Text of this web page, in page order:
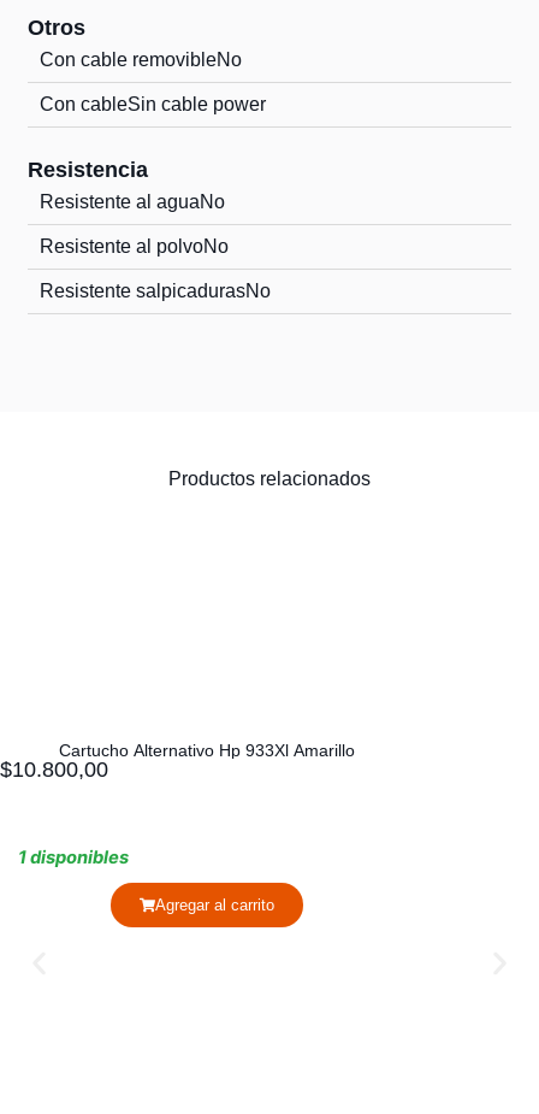
Otros
Con cable removibleNo
Con cableSin cable power
Resistencia
Resistente al aguaNo
Resistente al polvoNo
Resistente salpicadurasNo
Productos relacionados
Cartucho Alternativo Hp 933Xl Amarillo
$10.800,00
1 disponibles
Agregar al carrito